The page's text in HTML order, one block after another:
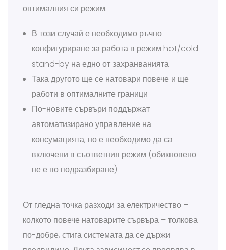
оптималния си режим.
В този случай е необходимо ръчно
конфигуриране за работа в режим hot/cold
stand-by на едно от захранванията
Така другото ще се натовари повече и ще
работи в оптималните граници
По-новите сървъри поддържат
автоматизирано управление на
консумацията, но е необходимо да са
включени в съответния режим (обикновено
не е по подразбиране)
От гледна точка разходи за електричество –
колкото повече натоварите сървъра – толкова
по-добре, стига системата да се държи